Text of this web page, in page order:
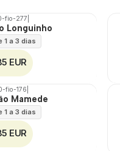
fio-277
Longuinho
1 a 3 dias
EUR
fio-176
Mamede
1 a 3 dias
EUR